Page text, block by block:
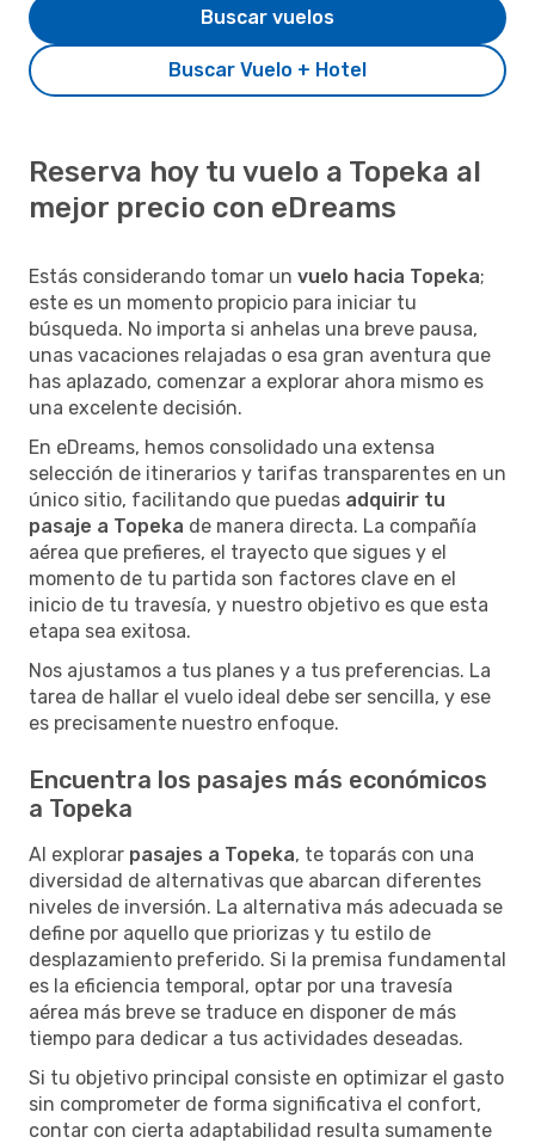
Buscar Vuelo + Hotel
Buscar vuelos
Reserva hoy tu vuelo a Topeka al
mejor precio con eDreams
Estás considerando tomar un vuelo hacia Topeka;
este es un momento propicio para iniciar tu
búsqueda. No importa si anhelas una breve pausa,
unas vacaciones relajadas o esa gran aventura que
has aplazado, comenzar a explorar ahora mismo es
una excelente decisión.
En eDreams, hemos consolidado una extensa
selección de itinerarios y tarifas transparentes en un
único sitio, facilitando que puedas adquirir tu
pasaje a Topeka de manera directa. La compañía
aérea que prefieres, el trayecto que sigues y el
momento de tu partida son factores clave en el
inicio de tu travesía, y nuestro objetivo es que esta
etapa sea exitosa.
Nos ajustamos a tus planes y a tus preferencias. La
tarea de hallar el vuelo ideal debe ser sencilla, y ese
es precisamente nuestro enfoque.
Encuentra los pasajes más económicos
a Topeka
Al explorar pasajes a Topeka, te toparás con una
diversidad de alternativas que abarcan diferentes
niveles de inversión. La alternativa más adecuada se
define por aquello que priorizas y tu estilo de
desplazamiento preferido. Si la premisa fundamental
es la eficiencia temporal, optar por una travesía
aérea más breve se traduce en disponer de más
tiempo para dedicar a tus actividades deseadas.
Si tu objetivo principal consiste en optimizar el gasto
sin comprometer de forma significativa el confort,
contar con cierta adaptabilidad resulta sumamente